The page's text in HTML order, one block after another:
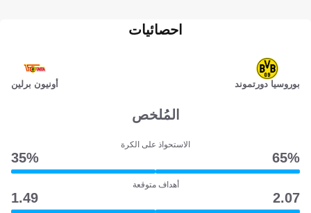
بوروسيا دورتموند
احصائيات
أونيون برلين
المُلخص
الاستحواذ على الكرة
65‎%‎
35‎%‎
أهداف متوقعة
2.07
1.49